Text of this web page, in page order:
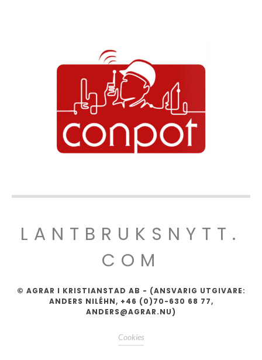
LANTBRUKSNYTT.
COM
© AGRAR I KRISTIANSTAD AB - (ANSVARIG UTGIVARE:
ANDERS NILÉHN, +46 (0)70-630 68 77,
ANDERS@AGRAR.NU)
Cookies